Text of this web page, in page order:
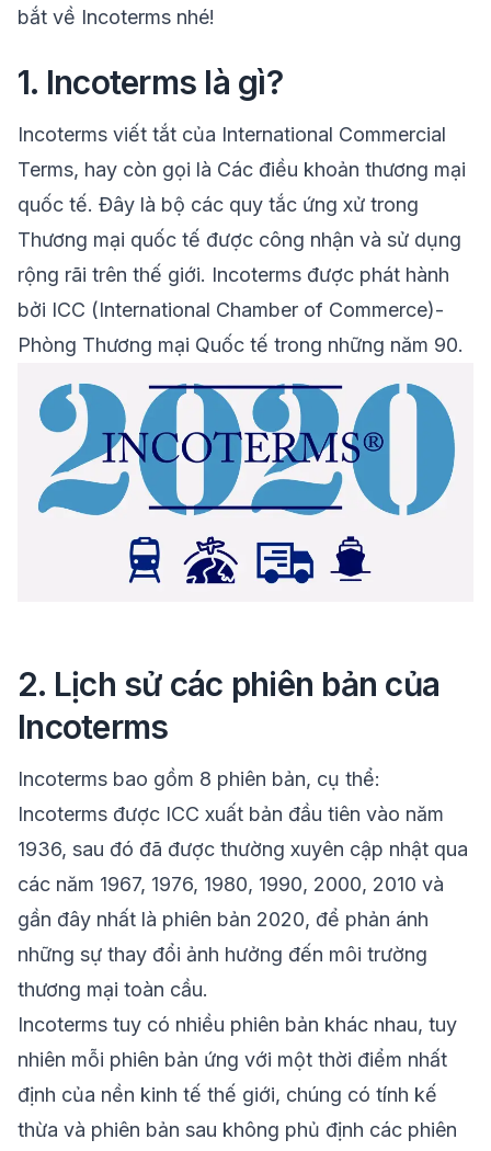
bắt về Incoterms nhé!
1. Incoterms là gì?
Incoterms viết tắt của International Commercial
Terms, hay còn gọi là Các điều khoản thương mại
quốc tế. Đây là bộ các quy tắc ứng xử trong
Thương mại quốc tế được công nhận và sử dụng
rộng rãi trên thế giới. Incoterms được phát hành
bởi ICC (International Chamber of Commerce)-
Phòng Thương mại Quốc tế trong những năm 90.
2. Lịch sử các phiên bản của
Incoterms
Incoterms bao gồm 8 phiên bản, cụ thể:
Incoterms được ICC xuất bản đầu tiên vào năm
1936, sau đó đã được thường xuyên cập nhật qua
các năm 1967, 1976, 1980, 1990, 2000, 2010 và
gần đây nhất là phiên bản 2020, để phản ánh
những sự thay đổi ảnh hưởng đến môi trường
thương mại toàn cầu.
Incoterms tuy có nhiều phiên bản khác nhau, tuy
nhiên mỗi phiên bản ứng với một thời điểm nhất
định của nền kinh tế thế giới, chúng có tính kế
thừa và phiên bản sau không phủ định các phiên